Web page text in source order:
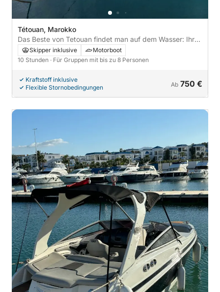
Tétouan, Marokko
Das Beste von Tetouan findet man auf dem Wasser: Ihr
privater Ganztagesausflug mit einem Motorboot
Skipper inklusive
Motorboot
10 Stunden · Für Gruppen mit bis zu 8 Personen
Kraftstoff inklusive
Flexible Stornobedingungen
Ab 750 €